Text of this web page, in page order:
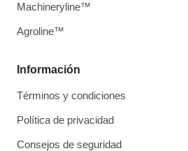
Información
Términos y condiciones
Política de privacidad
Consejos de seguridad
Machineryline™
Agroline™